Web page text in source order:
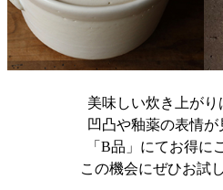
美味しい炊き上がり
凹凸や釉薬の表情
「B品」にてお得に
この機会にぜひお試